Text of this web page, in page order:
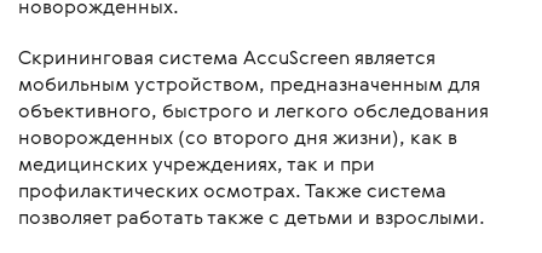
новорожденных.
Скрининговая система AccuScreen является
мобильным устройством, предназначенным для
объективного, быстрого и легкого обследования
новорожденных (со второго дня жизни), как в
медицинских учреждениях, так и при
профилактических осмотрах. Также система
позволяет работать также с детьми и взрослыми.